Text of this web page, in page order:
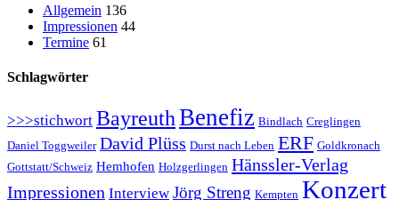
Allgemein 136
Impressionen 44
Termine 61
Schlagwörter
>>>stichwort BayreuthBenefiz Bindlach Creglingen
Daniel Toggweiler David Plüss Durst nach Leben ERF Goldkronach
Gottstatt/Schweiz Hemhofen Holzgerlingen Hänssler-Verlag
Impressionen Interview Jörg Streng Kempten Konzert